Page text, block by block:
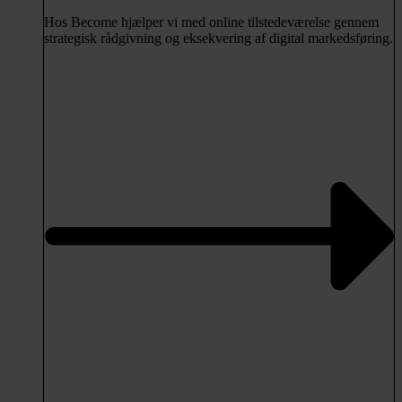
Hos Become hjælper vi med online tilstedeværelse gennem
strategisk rådgivning og eksekvering af digital markedsføring.